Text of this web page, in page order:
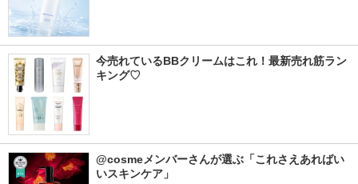
今売れているBBクリームはこれ！最新売れ筋ラン
キング♡
@cosmeメンバーさんが選ぶ「これさえあればい
いスキンケア」